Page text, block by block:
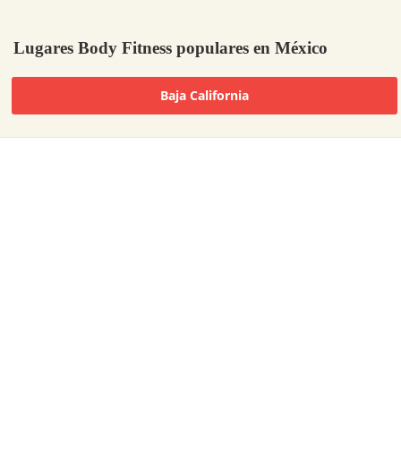
Lugares Body Fitness populares en México
Baja California